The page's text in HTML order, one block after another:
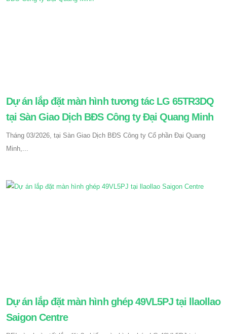
Dự án lắp đặt màn hình tương tác LG 65TR3DQ
tại Sàn Giao Dịch BĐS Công ty Đại Quang Minh
Tháng 03/2026, tại Sàn Giao Dịch BĐS Công ty Cổ phần Đại Quang
Minh,...
Dự án lắp đặt màn hình ghép 49VL5PJ tại llaollao
Saigon Centre